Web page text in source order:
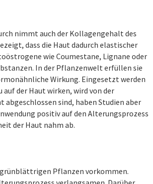
nimmt auch der Kollagengehalt des
dass die Haut dadurch elastischer
wie Coumestane, Lignane oder
In der Pflanzenwelt erfüllen sie
Wirkung. Eingesetzt werden
der Haut wirken, wird von der
abgeschlossen sind, haben Studien aber
positiv auf den Alterungsprozess
der Haut nahm ab.
Pflanzen vorkommen.